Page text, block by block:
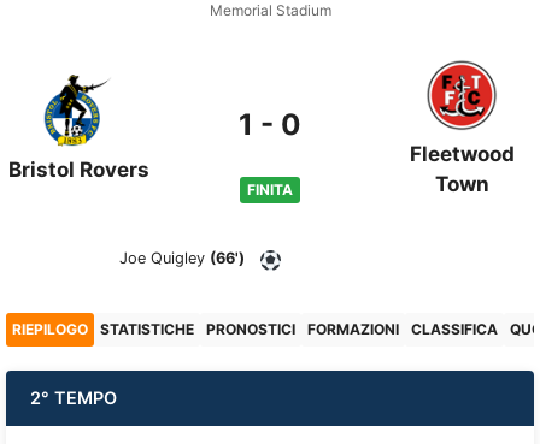
Memorial Stadium
Bristol Rovers
1 - 0
FINITA
Fleetwood
Town
Joe Quigley (66')
RIEPILOGO STATISTICHE PRONOSTICI FORMAZIONI CLASSIFICA
2° TEMPO